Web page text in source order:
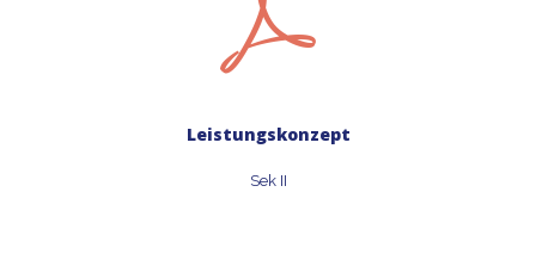
Leistungskonzept
Sek II